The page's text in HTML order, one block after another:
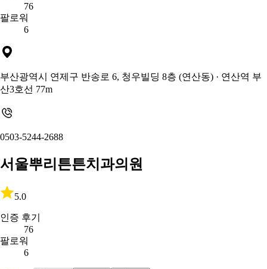
76
팔로워
6
부산광역시 연제구 반송로 6, 청우빌딩 8층 (연산동) · 연산역 부
산3호선 77m
0503-5244-2688
서울뿌리튼튼치과의원
5.0
인증 후기
76
팔로워
6